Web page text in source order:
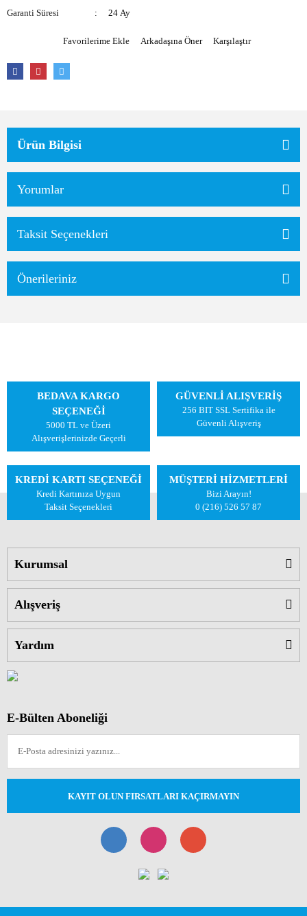
Garanti Süresi
24 Ay
Arkadaşına Öner Karşılaştır
Ürün Bilgisi
Yorumlar
Taksit Seçenekleri
Önerileriniz
BEDAVA KARGO
SEÇENEĞİ
5000 TL ve Üzeri
Alışverişlerinizde Geçerli
GÜVENLİ ALIŞVERİŞ
256 BIT SSL Sertifika ile
Güvenli Alışveriş
KREDİ KARTI SEÇENEĞİ
Kredi Kartınıza Uygun
Taksit Seçenekleri
MÜŞTERİ HİZMETLERİ
Bizi Arayın!
0 (216) 526 57 87
Kurumsal
Alışveriş
Yardım
E-Bülten Aboneliği
KAYIT OLUN FIRSATLARI KAÇIRMAYIN